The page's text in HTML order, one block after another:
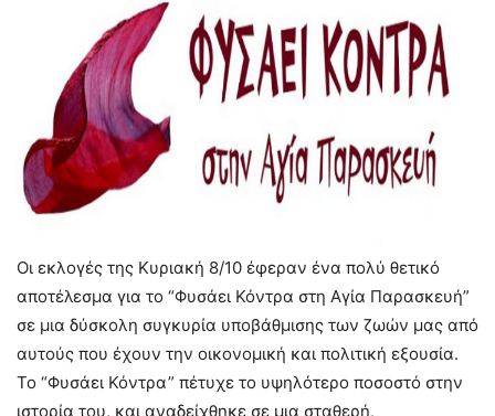
Οι εκλογές της Κυριακή 8/10 έφεραν ένα πολύ θετικό
αποτέλεσμα για το “Φυσάει Κόντρα στη Αγία Παρασκευή”
σε μια δύσκολη συγκυρία υποβάθμισης των ζωών μας από
αυτούς που έχουν την οικονομική και πολιτική εξουσία.
Το “Φυσάει Κόντρα” πέτυχε το υψηλότερο ποσοστό στην
ιστορία του, και αναδείχθηκε σε μια σταθερή,